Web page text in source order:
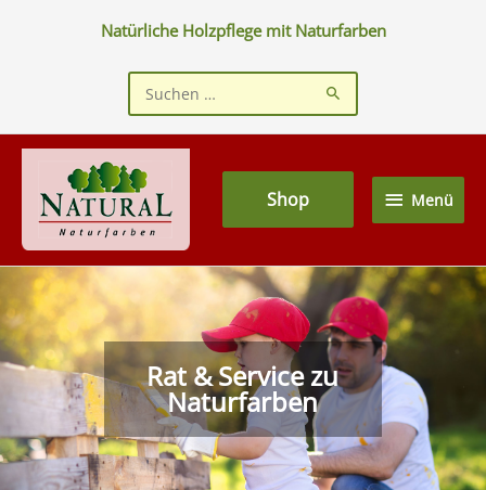
Natürliche Holzpflege mit Naturfarben
Suchen
nach:
Menü
Shop
Rat & Service zu
Naturfarben